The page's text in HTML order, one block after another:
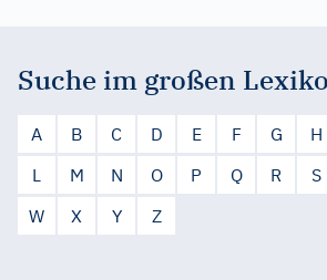
Suche im großen
A B C D E F G H
L
M N O P Q R S
W
X Y Z